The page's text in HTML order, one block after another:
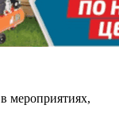
мероприятиях,